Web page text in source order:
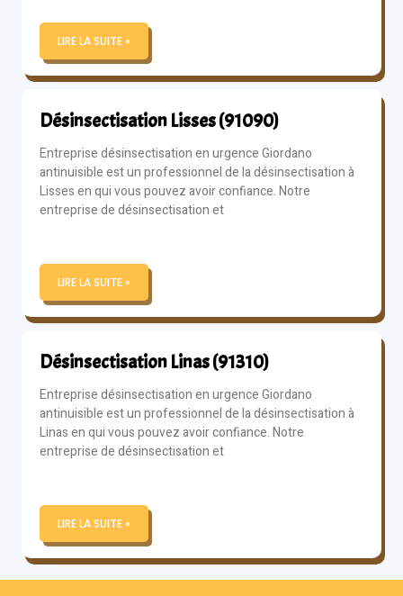
LIRE LA SUITE »
Désinsectisation Lisses (91090)
Entreprise désinsectisation en urgence Giordano
antinuisible est un professionnel de la désinsectisation à
Lisses en qui vous pouvez avoir confiance. Notre
entreprise de désinsectisation et
LIRE LA SUITE »
Désinsectisation Linas (91310)
Entreprise désinsectisation en urgence Giordano
antinuisible est un professionnel de la désinsectisation à
Linas en qui vous pouvez avoir confiance. Notre
entreprise de désinsectisation et
LIRE LA SUITE »